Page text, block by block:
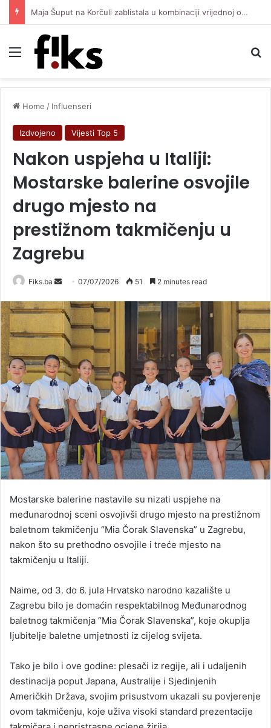
Maja Šuput na Korčuli zablistala u kombinaciji vrijednoj oko 3.500 eura
Menu
Home / Influenseri
Izdvojeno Vijesti Top 5
Nakon uspjeha u Italiji:
Mostarske balerine osvojile
drugo mjesto na
prestižnom takmičenju u
Zagrebu
Fiks.ba
Send
email
07/07/2026 51 2 minutes read
Mostarske balerine nastavile su nizati uspjehe na
međunarodnoj sceni osvojivši drugo mjesto na prestižnom
baletnom takmičenju “Mia Čorak Slavenska” u Zagrebu,
nakon što su prethodno osvojile i treće mjesto na
takmičenju u Italiji.
Naime, od 3. do 6. jula Hrvatsko narodno kazalište u
Zagrebu bilo je domaćin respektabilnog Međunarodnog
baletnog takmičenja “Mia Čorak Slavenska”, koje okuplja
ljubitelje baletne umjetnosti iz cijelog svijeta.
Tako je bilo i ove godine: plesači iz regije, ali i udaljenih
destinacija poput Japana, Australije i Sjedinjenih
Američkih Država, svojim prisustvom ukazali su povjerenje
ovom takmičenju, koje uživa visoki standard prezentacije